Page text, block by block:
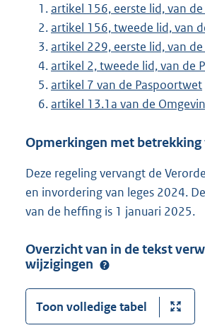
artikel 156, eerste lid, van
artikel 156, tweede lid, van
artikel 229, eerste lid, van
artikel 2, tweede lid, van de
artikel 7 van de Paspoortwet
artikel 13.1a van de
Opmerkingen met
Deze regeling vervangt de
en invordering van leges 2024.
van de heffing is 1 januari 2025.
Overzicht van in de tekst
wijzigingen
Toon volledige tabel